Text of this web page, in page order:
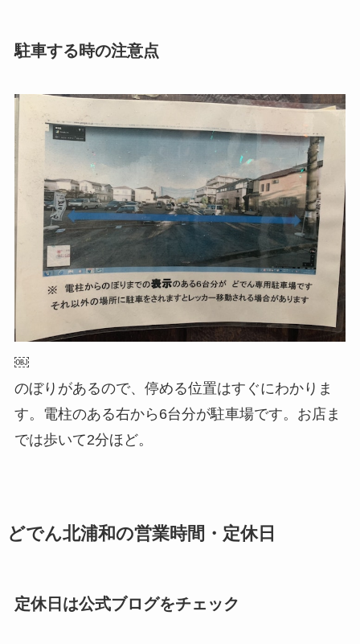
駐車する時の注意点
￼
のぼりがあるので、停める位置はすぐにわかりま
す。電柱のある右から6台分が駐車場です。お店ま
では歩いて2分ほど。
どでん北浦和の営業時間・定休日
定休日は公式ブログをチェック